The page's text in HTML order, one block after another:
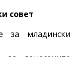
совет
за младински